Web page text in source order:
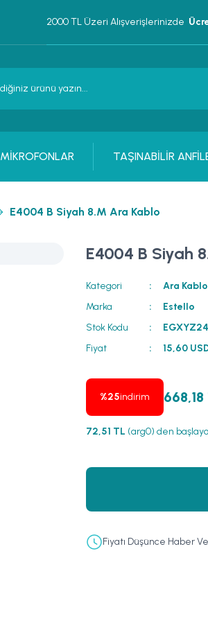
2000 TL Üzeri Alışverişlerinizde
MİKROFONLAR TAŞINABİLİR
E4004 B Siyah 8.M Ara Kablo
E4004 B Siyah
Kategori
Ara
Marka
Estello
Stok Kodu
Fiyat
15,60
%25indirim 668,18
72,51 TL (arg0) den
Fiyatı Düşünce Haber